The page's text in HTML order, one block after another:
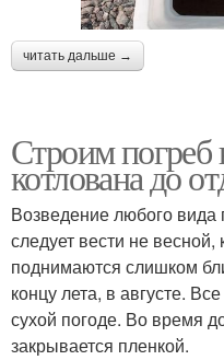
читать дальше →
Строим погреб
котлована до
Возведение любого
следует вести не
поднимаются слишком
концу лета, в августе.
сухой погоде. Во время
закрывается пленкой.